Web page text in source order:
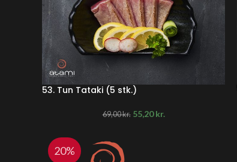
53. Tun Tataki (5 stk.)
69,00kr. 55,20kr.
20%